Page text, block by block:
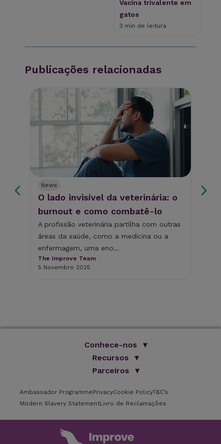
Vacina trivalente em
gatos
3 min de leitura
Publicações relacionadas
News
O lado invisível da veterinária: o
burnout e como combatê-lo
A profissão veterinária partilha com outras
áreas da saúde, como a medicina ou a
enfermagem, uma eno...
The Improve Team
5 Novembro 2025
Conhece-nos
Somos Improve
O nosso grupo
Testemunhos
Locais de formação
Contactos
Recursos
Livros
Brochura
FAQs
Parceiros
Parceiros
Ambassador ProgrammePrivacyCookie PolicyT&C’s
Modern Slavery StatementLivro de Reclamações